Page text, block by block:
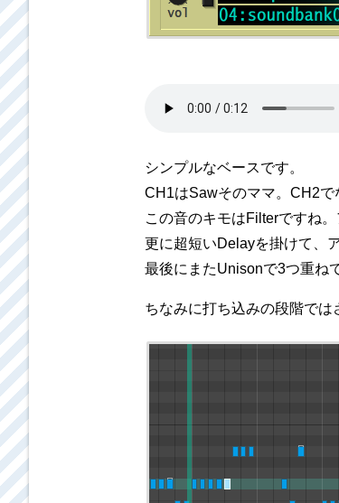
シンプルなベースです。
CH1はSawそのママ。CH2で
この音のキモはFilterですね
更に超短いDelayを掛けて、
最後にまたUnisonで3つ重ね
ちなみに打ち込みの段階では